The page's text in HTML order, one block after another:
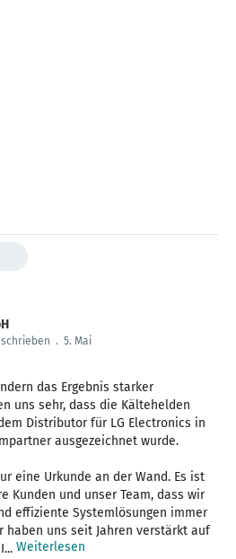
. 5. Mai
das Ergebnis starker
uns sehr, dass die Kältehelden
Distributor für LG Electronics in
ausgezeichnet wurde.
eine Urkunde an der Wand. Es ist
Kunden und unser Team, dass wir
effiziente Systemlösungen immer
haben uns seit Jahren verstärkt auf
Weiterlesen